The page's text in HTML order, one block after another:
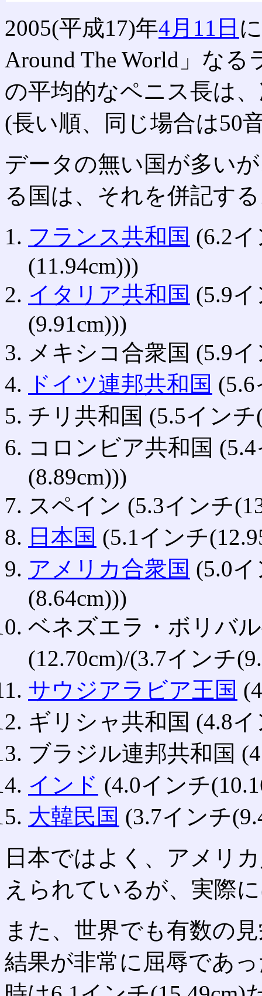
2005(平成17)年4月11日
Around The World」な
の平均的なペニス長は
(長い順、同じ場合は50
データの無い国が多い
る国は、それを併記す
フランス共和国 (6.2
(11.94cm)))
イタリア共和国 (5.9
(9.91cm)))
メキシコ合衆国 (5.9
ドイツ連邦共和国 (5.6
チリ共和国 (5.5インチ
コロンビア共和国
(8.89cm)))
スペイン (5.3インチ
日本国 (5.1インチ
アメリカ合衆国 (5.0
(8.64cm)))
ベネズエラ・ボリバ
(12.70cm)/(3.7インチ
サウジアラビア王国
ギリシャ共和国 (4.8イ
ブラジル連邦共和国
インド (4.0インチ
大韓民国 (3.7インチ
日本ではよく、アメリ
えられているが、実際
また、世界でも有数の
結果が非常に屈辱であ